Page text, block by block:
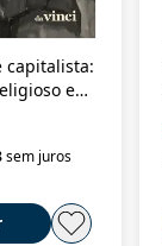
capitalista:
e
sem juros